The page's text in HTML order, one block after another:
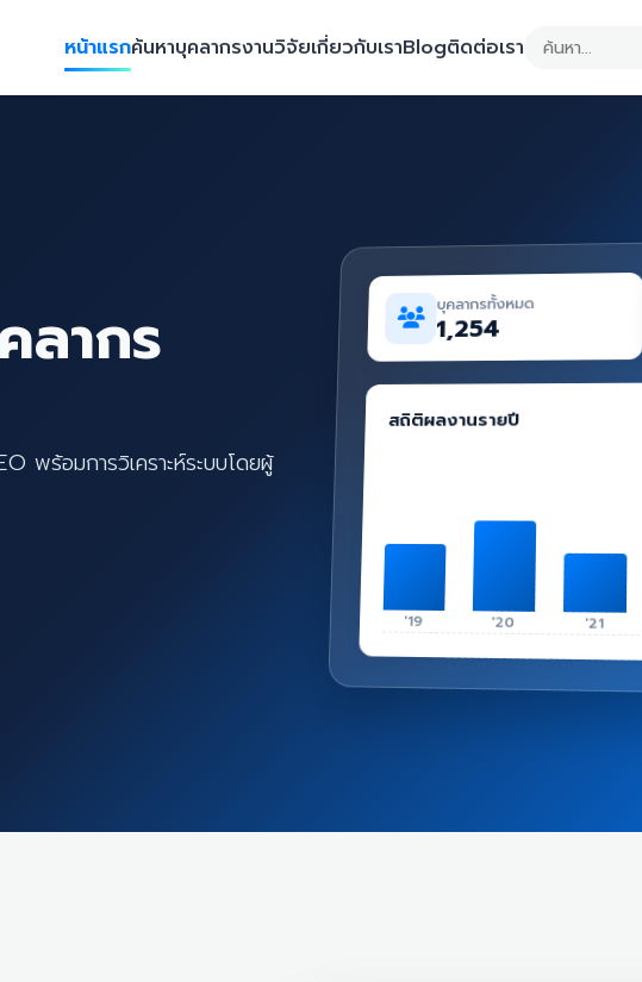
หน้าแรกค้นหาบุคลากรงานวิจัยเกี่ยวกับเราBlogติดต่อเรา
ลากร
พร้อมการวิเคราะห์ระบบโดยผู้
บุคลากรทั้งหมด
1,254
สถิติผลงานรายปี
'19 '20 '21